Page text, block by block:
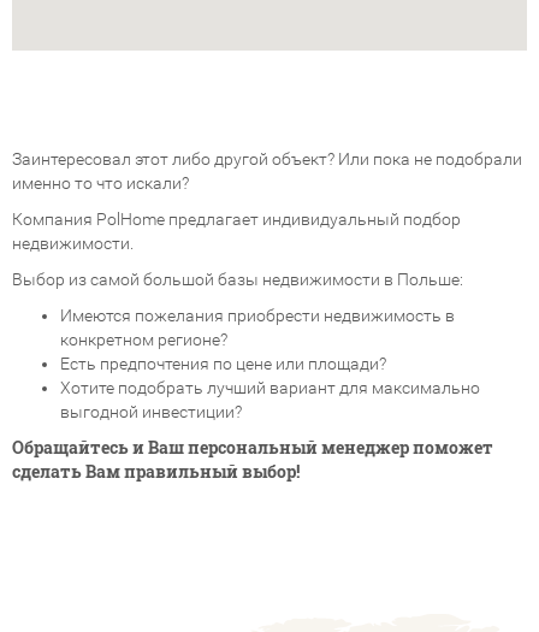
Заинтересовал этот либо другой объект? Или пока не подобрали
именно то что искали?
Компания PolHome предлагает индивидуальный подбор
недвижимости.
Выбор из самой большой базы недвижимости в Польше:
Имеются пожелания приобрести недвижимость в
конкретном регионе?
Есть предпочтения по цене или площади?
Хотите подобрать лучший вариант для максимально
выгодной инвестиции?
Обращайтесь и Ваш персональный менеджер поможет
сделать Вам правильный выбор!